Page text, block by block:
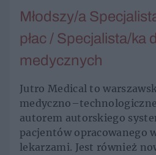
Młodszy/a
płac / Specjalista/ka
medycznych
Jutro Medical to
autorem autorskiego
pacjentów opracowanego
lekarzami. Jest również